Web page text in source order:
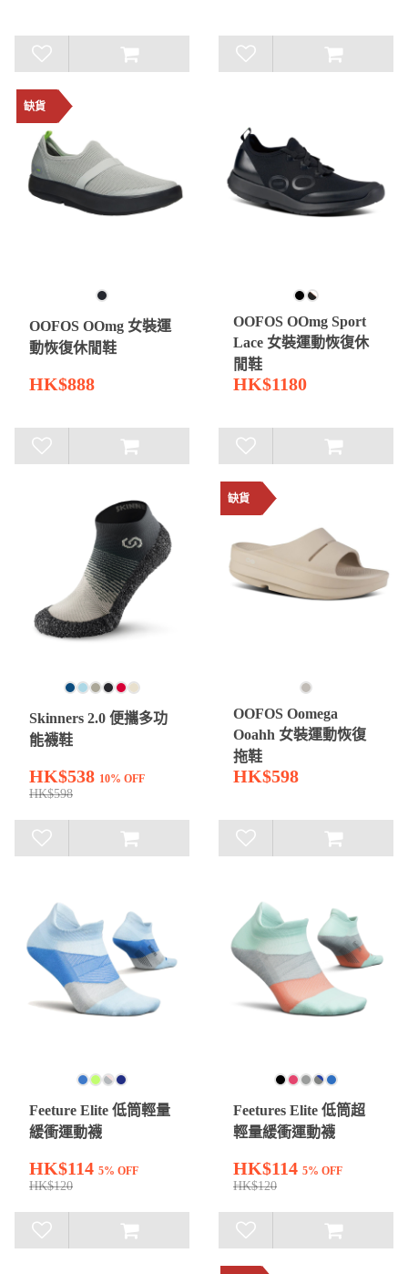
缺貨
OOFOS OOmg 女裝運
動恢復休閒鞋
HK$888
OOFOS OOmg Sport
Lace 女裝運動恢復休
閒鞋
HK$1180
Skinners 2.0 便攜多功
能襪鞋
HK$538 10% OFF
HK$598
缺貨
OOFOS Oomega
Ooahh 女裝運動恢復
拖鞋
HK$598
Feeture Elite 低筒輕量
緩衝運動襪
HK$114 5% OFF
HK$120
Feetures Elite 低筒超
輕量緩衝運動襪
HK$114 5% OFF
HK$120